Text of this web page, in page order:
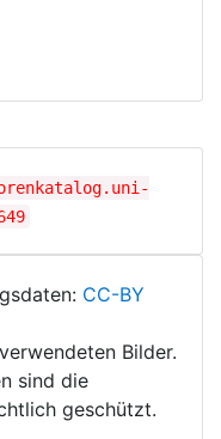
CC-BY
Bilder.
sind die
geschützt.